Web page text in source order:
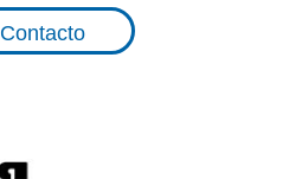
Contacto